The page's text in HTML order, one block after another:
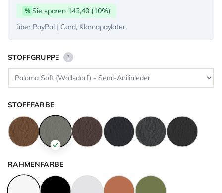
% Sie sparen 142,40 (10%)
über PayPal | Card, Klarnapaylater
STOFFGRUPPE ?
STOFFFARBE
RAHMENFARBE